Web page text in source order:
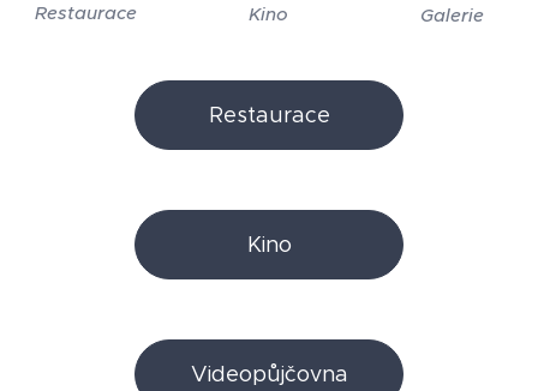
Restaurace Kino Galerie
Restaurace
Kino
Videopůjčovna